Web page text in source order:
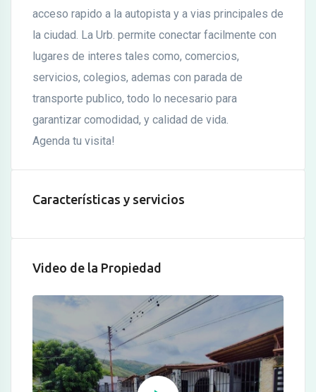
acceso rapido a la autopista y a vias principales de
la ciudad. La Urb. permite conectar facilmente con
lugares de interes tales como, comercios,
servicios, colegios, ademas con parada de
transporte publico, todo lo necesario para
garantizar comodidad, y calidad de vida.
Agenda tu visita!
Características y servicios
Video de la Propiedad